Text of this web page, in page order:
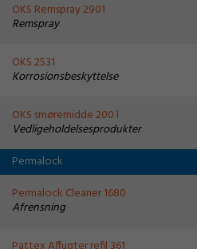
OKS Remspray 2901
Remspray
OKS 2531
Korrosionsbeskyttelse
OKS smøremidde 200 l
Vedligeholdelsesprodukter
Permalock
Permalock Cleaner 1680
Afrensning